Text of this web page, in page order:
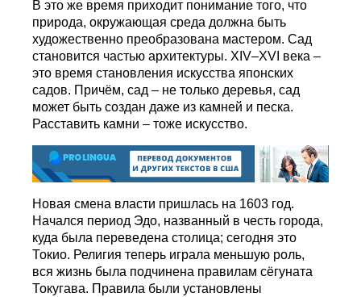
В это же время приходит понимание того, что
природа, окружающая среда должна быть
художественно преобразована мастером. Сад
становится частью архитектуры. XIV–XVI века –
это время становления искусства японских
садов. Причём, сад – не только деревья, сад
может быть создан даже из камней и песка.
Расставить камни – тоже искусство.
Новая смена власти пришлась на 1603 год.
Начался период Эдо, названный в честь города,
куда была переведена столица; сегодня это
Токио. Религия теперь играла меньшую роль,
вся жизнь была подчинена правилам сёгуната
Токугава. Правила были установлены